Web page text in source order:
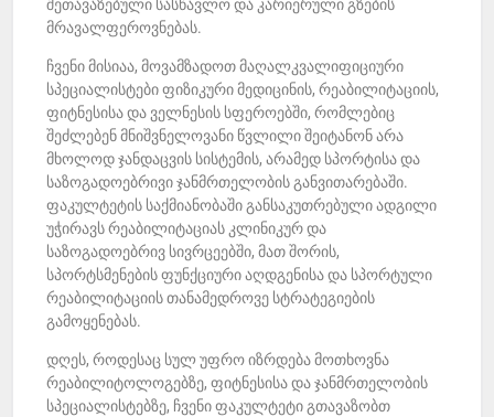
შეთავაზებული სასწავლო და კარიერული გზების
მრავალფეროვნებას.
ჩვენი მისიაა, მოვამზადოთ მაღალკვალიფიციური
სპეციალისტები ფიზიკური მედიცინის, რეაბილიტაციის,
ფიტნესისა და ველნესის სფეროებში, რომლებიც
შეძლებენ მნიშვნელოვანი წვლილი შეიტანონ არა
მხოლოდ ჯანდაცვის სისტემის, არამედ სპორტისა და
საზოგადოებრივი ჯანმრთელობის განვითარებაში.
ფაკულტეტის საქმიანობაში განსაკუთრებული ადგილი
უჭირავს რეაბილიტაციას კლინიკურ და
საზოგადოებრივ სივრცეებში, მათ შორის,
სპორტსმენების ფუნქციური აღდგენისა და სპორტული
რეაბილიტაციის თანამედროვე სტრატეგიების
გამოყენებას.
დღეს, როდესაც სულ უფრო იზრდება მოთხოვნა
რეაბილიტოლოგებზე, ფიტნესისა და ჯანმრთელობის
სპეციალისტებზე, ჩვენი ფაკულტეტი გთავაზობთ